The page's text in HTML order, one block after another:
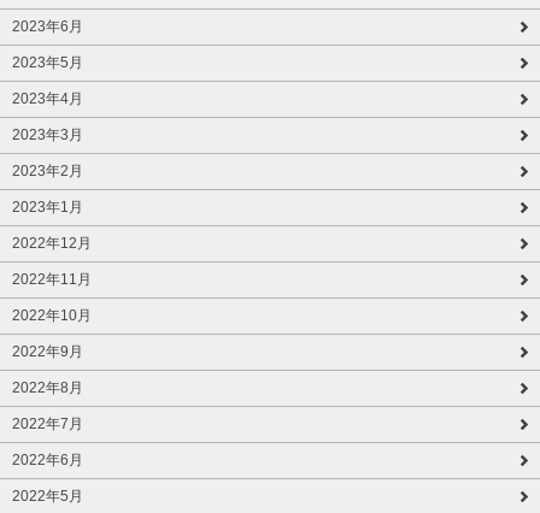
2023年6月
2023年5月
2023年4月
2023年3月
2023年2月
2023年1月
2022年12月
2022年11月
2022年10月
2022年9月
2022年8月
2022年7月
2022年6月
2022年5月